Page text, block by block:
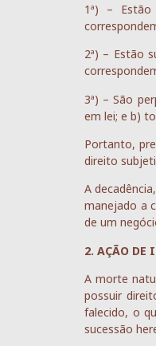
1ª) –
2ª) – Estão
3ª) – São
em lei; e b)
Portanto,
direito
A
manejado a
de um
2. AÇÃO DE
A morte
possuir
falecido, o
sucessão